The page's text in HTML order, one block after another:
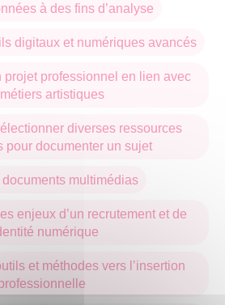
à des fins d’analyse
digitaux et numériques avancés
projet professionnel en lien avec
artistiques
diverses ressources
pour documenter un sujet
multimédias
enjeux d’un recrutement et de
numérique
et méthodes vers l’insertion